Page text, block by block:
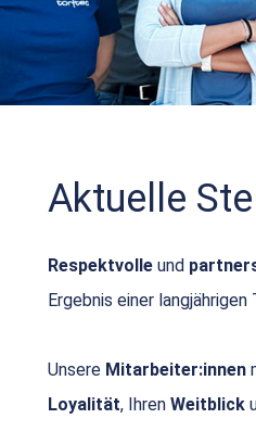
Aktuelle
Respektvolle und
Ergebnis einer
Unsere Mitarbeiter:innen
Loyalität, Ihren Weitblick